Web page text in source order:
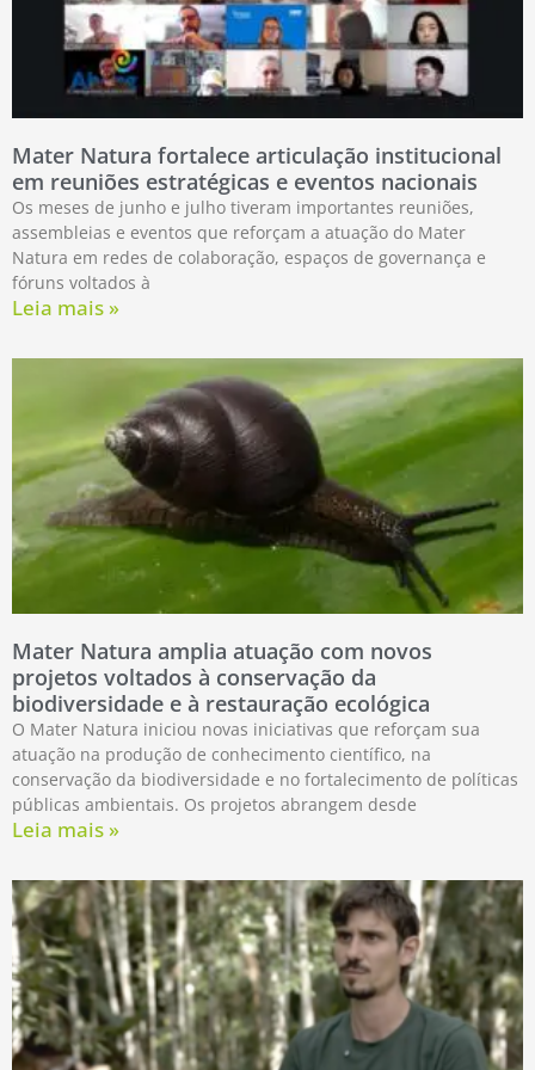
Mater Natura fortalece articulação institucional
em reuniões estratégicas e eventos nacionais
Os meses de junho e julho tiveram importantes reuniões,
assembleias e eventos que reforçam a atuação do Mater
Natura em redes de colaboração, espaços de governança e
fóruns voltados à
Leia mais »
Mater Natura amplia atuação com novos
projetos voltados à conservação da
biodiversidade e à restauração ecológica
O Mater Natura iniciou novas iniciativas que reforçam sua
atuação na produção de conhecimento científico, na
conservação da biodiversidade e no fortalecimento de políticas
públicas ambientais. Os projetos abrangem desde
Leia mais »